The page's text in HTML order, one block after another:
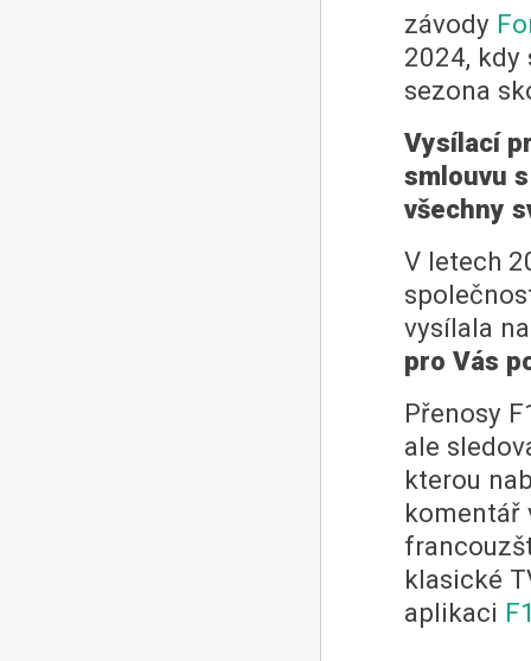
závody
2024, kdy
sezona
Vysílací
smlouvu
všechny
V letech
vysílala
pro Vás
Přenosy
ale
kterou
komentář
klasické
aplikaci